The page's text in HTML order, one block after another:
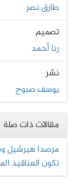
طارق نصر
تصميم
رنا أحمد
نشر
يوسف صبوح
مقالات ذات صلة
مرصدا هيرشيل
تكون العناقيد